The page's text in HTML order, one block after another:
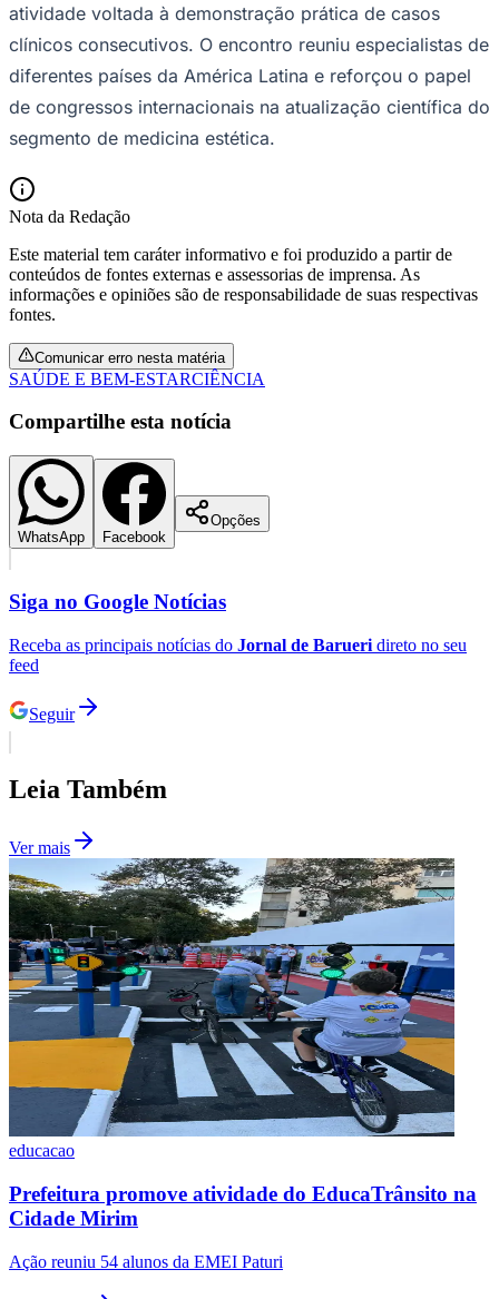
Santos
atividade voltada à demonstração prática de casos
clínicos consecutivos. O encontro reuniu especialistas de
diferentes países da América Latina e reforçou o papel
de congressos internacionais na atualização científica do
segmento de medicina estética.
Nota da Redação
Este material tem caráter informativo e foi produzido a partir de
conteúdos de fontes externas e assessorias de imprensa. As
informações e opiniões são de responsabilidade de suas respectivas
fontes.
Comunicar erro nesta matéria
SAÚDE E BEM-ESTARCIÊNCIA
Compartilhe esta notícia
WhatsApp Facebook
Opções
Siga no Google Notícias
Receba as principais notícias do Jornal de Barueri direto no seu
feed
Seguir
Leia Também
Ver mais
educacao
Prefeitura promove atividade do EducaTrânsito na
Cidade Mirim
Ação reuniu 54 alunos da EMEI Paturi